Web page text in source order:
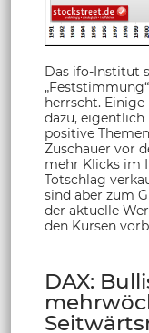
Das ifo-Institut
herrscht. Einige
dazu, eigentlich
positive
Zuschauer vor
mehr Klicks im
Totschlag
sind aber zum
der aktuelle
den Kursen
DAX: